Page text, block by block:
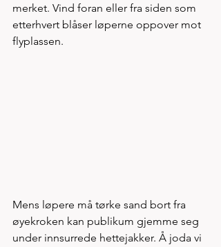
merket. Vind foran eller fra siden som
etterhvert blåser løperne oppover mot
flyplassen.
Mens løpere må tørke sand bort fra
øyekroken kan publikum gjemme seg
under innsurrede hettejakker. Å joda vi